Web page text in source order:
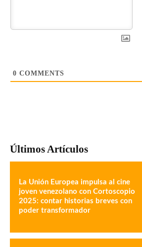
0 COMMENTS
Últimos Artículos
La Unión Europea impulsa al cine
joven venezolano con Cortoscopio
2025: contar historias breves con
poder transformador